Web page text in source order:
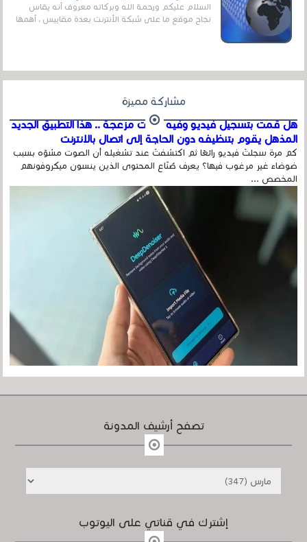
السلام عليكم ورحمة الله وبركاته معروف أنه يقاس
نجاح موقع ما على شبكة الأنترنت بعدة مقاييس ، أهمها
مشاركة مميزة
هل قمت بتسجيل فيديو وفيه أصوت مزعجة .. هذا التطبيق الجديد
المذهل يقوم بتنظيفه دون الحاجة إلى اتصال بالإنترنت
كم مرة سجلتَ فيديو رائعًا ثم اكتشفتَ عند تشغيله أن الصوت مشوّه بسبب
ضوضاء غير مرغوب فيها؟ يعرف صُنّاع المحتوى الذين ينسون ميكروفونهم
المخصص ...
تصفح أرشيف المدونة
إشترك في قناتي على اليوتوب